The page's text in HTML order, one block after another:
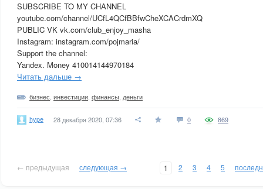
SUBSCRIBE TO MY CHANNEL
youtube.com/channel/UCfL4QCfBBfwCheXCACrdmXQ
PUBLIC VK vk.com/club_enjoy_masha
Instagram: instagram.com/pojmaria/
Support the channel:
Yandex. Money 410014144970184
Читать дальше →
бизнес инвестиции финансы деньги
hype 28 декабря 2020, 07:36 0 869
← предыдущая следующая → 1 2 3 4 5